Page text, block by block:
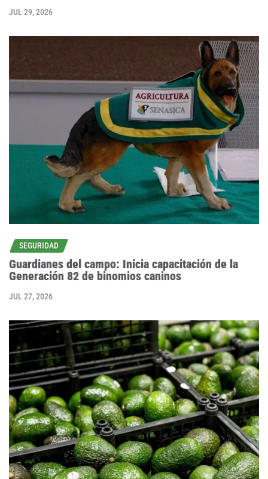
JUL 29, 2026
SEGURIDAD
Guardianes del campo: Inicia capacitación de la
Generación 82 de binomios caninos
JUL 27, 2026